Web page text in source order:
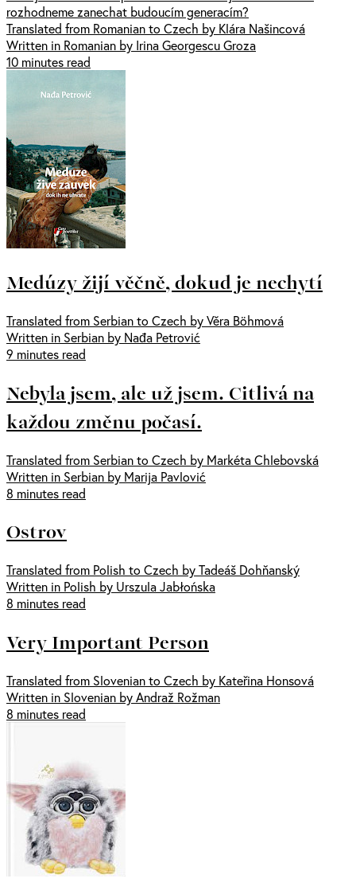
rozhodneme zanechat budoucím generacím?
Translated from Romanian to Czech by Klára Našincová
Written in Romanian by Irina Georgescu Groza
10 minutes read
Medúzy žijí věčně, dokud je nechytí
Translated from Serbian to Czech by Věra Böhmová
Written in Serbian by Nađa Petrović
9 minutes read
Nebyla jsem, ale už jsem. Citlivá na
každou změnu počasí.
Translated from Serbian to Czech by Markéta Chlebovská
Written in Serbian by Marija Pavlović
8 minutes read
Ostrov
Translated from Polish to Czech by Tadeáš Dohňanský
Written in Polish by Urszula Jabłońska
8 minutes read
Very Important Person
Translated from Slovenian to Czech by Kateřina Honsová
Written in Slovenian by Andraž Rožman
8 minutes read